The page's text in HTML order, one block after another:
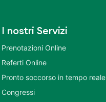
I nostri Servizi
Prenotazioni Online
Referti Online
Pronto soccorso in tempo reale
Congressi